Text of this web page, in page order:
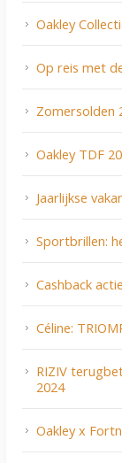
Oakley
Op reis met
Zomersolden
Oakley TDF
Jaarlijkse
Sportbrillen:
Cashback
Céline:
RIZIV
2024
Oakley x